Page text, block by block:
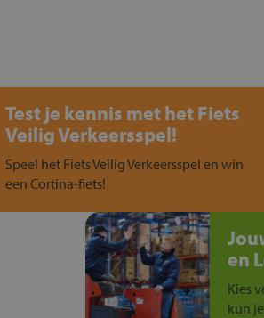
Test je kennis met het Fiets
Veilig Verkeersspel!
Speel het Fiets Veilig Verkeersspel en win
een Cortina-fiets!
en
Kies
kun